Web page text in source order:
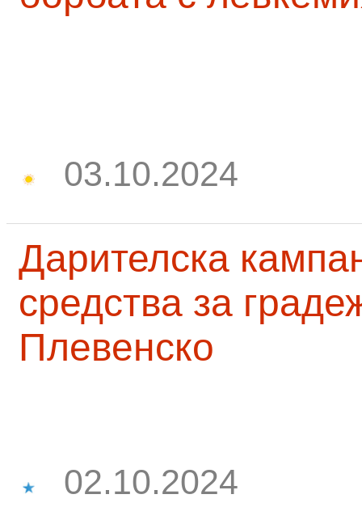
03.10.2024
Дарителска
средства за
Плевенско
02.10.2024